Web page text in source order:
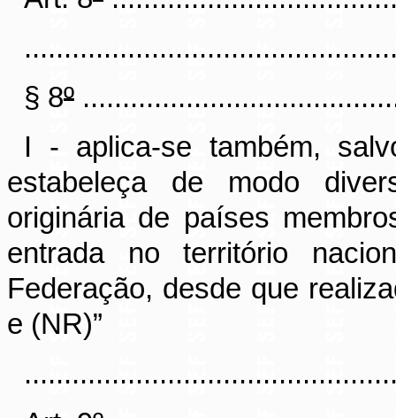
§ 8º
I - aplica-se também,
estabeleça de modo
originária de países
entrada no território
Federação, desde que
e (NR)”